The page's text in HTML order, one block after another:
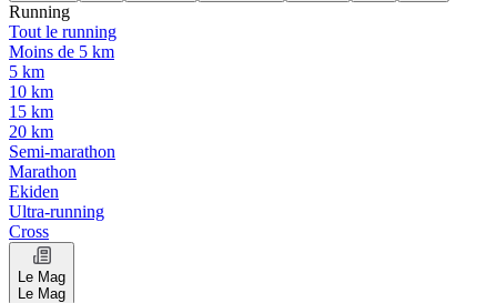
Running
Tout le running
Moins de 5 km
5 km
10 km
15 km
20 km
Semi-marathon
Marathon
Ekiden
Ultra-running
Cross
Le Mag
Le Mag